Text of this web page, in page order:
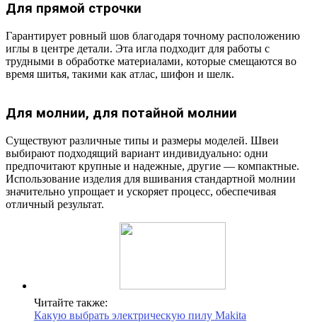
Для прямой строчки
Гарантирует ровный шов благодаря точному расположению
иглы в центре детали. Эта игла подходит для работы с
трудными в обработке материалами, которые смещаются во
время шитья, такими как атлас, шифон и шелк.
Для молнии, для потайной молнии
Существуют различные типы и размеры моделей. Швеи
выбирают подходящий вариант индивидуально: одни
предпочитают крупные и надежные, другие — компактные.
Использование изделия для вшивания стандартной молнии
значительно упрощает и ускоряет процесс, обеспечивая
отличный результат.
Читайте также:
Какую выбрать электрическую пилу Makita